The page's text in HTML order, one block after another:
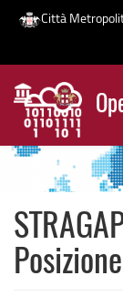
Salta
contenuto
principale
Città
News